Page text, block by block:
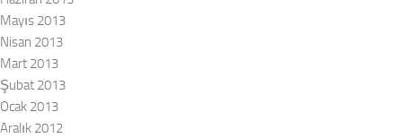
Mayıs 2013
Nisan 2013
Mart 2013
Şubat 2013
Ocak 2013
Aralık 2012